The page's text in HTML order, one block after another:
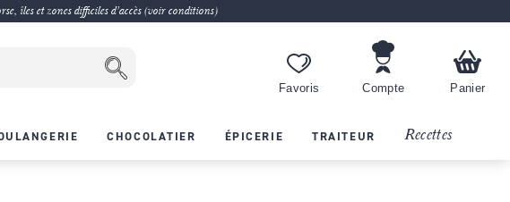
îles et zones difficiles d'accès (voir conditions)
Favoris Compte Panier
CHOCOLATIER ÉPICERIE TRAITEUR Recettes